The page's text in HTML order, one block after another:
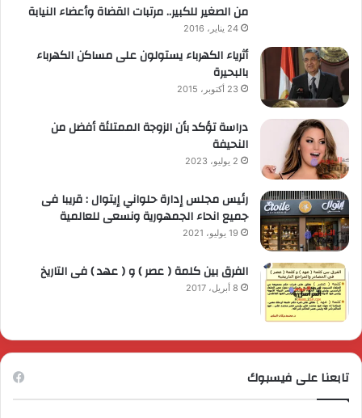
من الصغير للكبير.. مرتبات القضاة وأعضاء النيابة
24 يناير، 2016
أثرياء الكهرباء يستولون على مساكن الكهرباء
بالبحيرة
23 أكتوبر، 2015
دراسة تؤكد بأن الزوجة الممتلئة أفضل من
النحيفة
2 يوليو، 2023
رئيس مجلس إدارة حلواني إيتوال : قريبا فى
جميع انحاء الجمهورية ونسعى للعالمية
19 يوليو، 2021
الفرق بين كلمة ( عصر ) و ( عهد ) فى التاريخ
8 أبريل، 2017
تابعنا على فيسبوك